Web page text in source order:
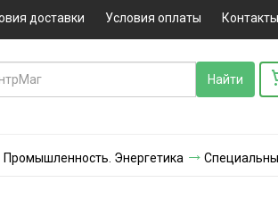
доставки Условия оплаты Контакты
Промышленность. Энергетика